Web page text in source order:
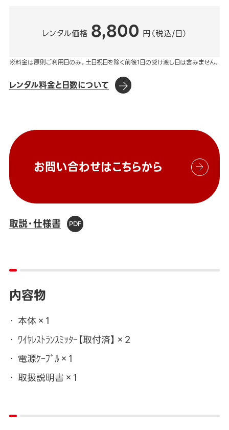
レンタル価格 8,800 円（税込/日）
※料金は原則ご利用日のみ。土日祝日を除く前後1日の受け渡し日は含みません。
レンタル料金と日数について
お問い合わせはこちらから
取説・仕様書
内容物
本体×1
ﾜｲﾔﾚｽﾄﾗﾝｽﾐｯﾀｰ【取付済】×2
電源ｹｰﾌﾞﾙ×1
取扱説明書×1